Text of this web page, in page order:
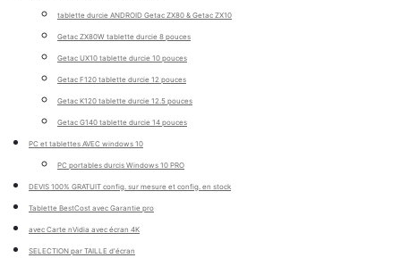
tablette durcie ANDROID Getac ZX80 & Getac ZX10
Getac ZX80W tablette durcie 8 pouces
Getac UX10 tablette durcie 10 pouces
Getac F120 tablette durcie 12 pouces
Getac K120 tablette durcie 12.5 pouces
Getac G140 tablette durcie 14 pouces
PC et tablettes AVEC windows 10
PC portables durcis Windows 10 PRO
DEVIS 100% GRATUIT config. sur mesure et config. en stock
Tablette BestCost avec Garantie pro
avec Carte nVidia avec écran 4K
SELECTION par TAILLE d'écran